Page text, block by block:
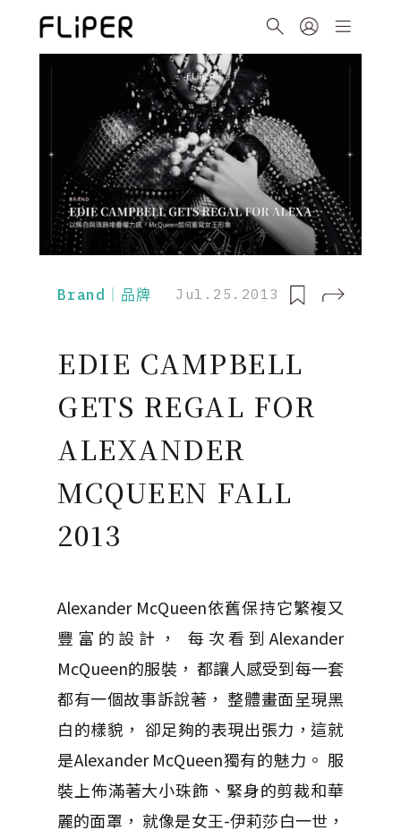
Brand｜品牌 Jul.25.2013
EDIE CAMPBELL
GETS REGAL FOR
ALEXANDER
MCQUEEN FALL
2013
Alexander McQueen依舊保持它繁複又
豐富的設計， 每次看到Alexander
McQueen的服裝， 都讓人感受到每一套
都有一個故事訴說著， 整體畫面呈現黑
白的樣貌， 卻足夠的表現出張力，這就
是Alexander McQueen獨有的魅力。 服
裝上佈滿著大小珠飾、緊身的剪裁和華
麗的面罩， 就像是女王-伊莉莎白一世，